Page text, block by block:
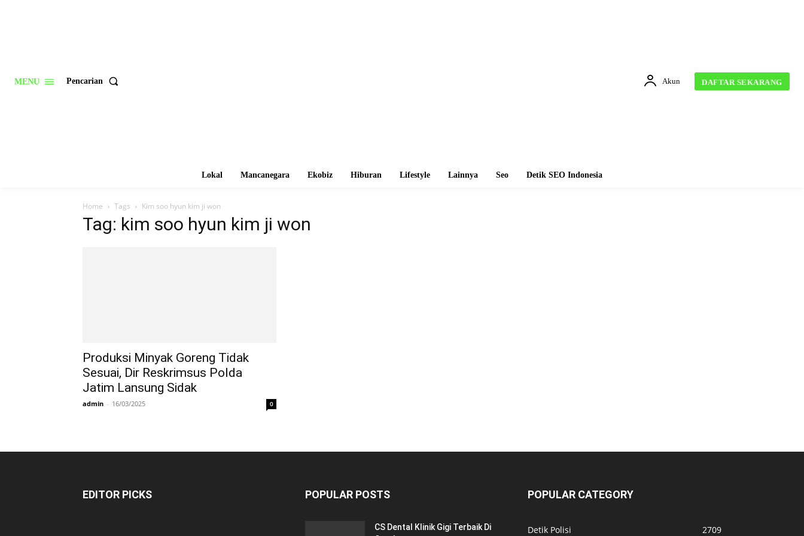
MENU Pencarian Akun DAFTAR SEKARANG
Lokal Mancanegara Ekobiz Hiburan Lifestyle Lainnya Seo Detik SEO Indonesia
Home Tags Kim soo hyun kim ji won
Tag: kim soo hyun kim ji won
Produksi Minyak Goreng Tidak
Sesuai, Dir Reskrimsus Polda
Jatim Lansung Sidak
admin - 16/03/2025 0
EDITOR PICKS POPULAR POSTS
CS Dental Klinik Gigi Terbaik Di
POPULAR CATEGORY
Detik Polisi 2709